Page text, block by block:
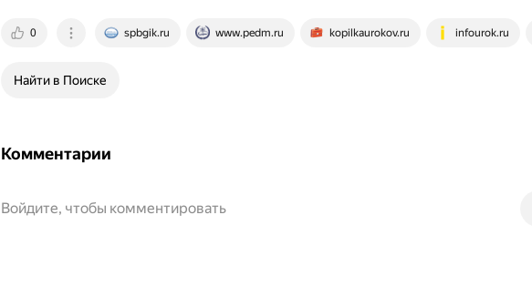
0 spbgik.ru www.pedm.ru kopilkaurokov.ru infourok.ru
Найти в Поиске
Комментарии
Войдите, чтобы комментировать